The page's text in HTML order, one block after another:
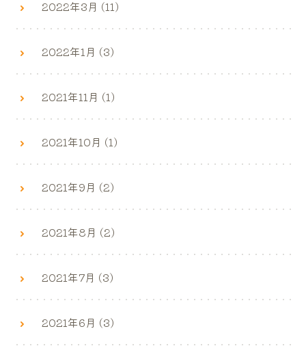
2022年3月 (11)
2022年1月 (3)
2021年11月 (1)
2021年10月 (1)
2021年9月 (2)
2021年8月 (2)
2021年7月 (3)
2021年6月 (3)